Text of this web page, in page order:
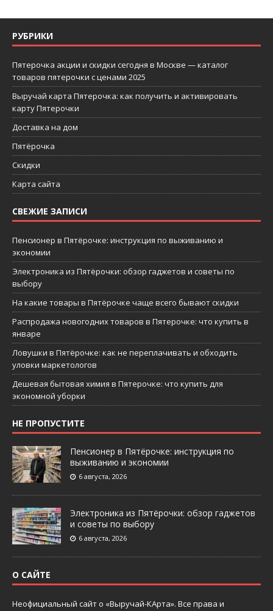
РУБРИКИ
Пятерочка акции и скидки сегодня в Москве — каталог
товаров пятерочки с ценами 2025
Выручай карта Пятерочка: как получить и активировать
карту Пятерочки
Доставка на дом
Пятёрочка
Скидки
Карта сайта
СВЕЖИЕ ЗАПИСИ
Пенсионер в Пятёрочке: инструкция по выживанию и
экономии
Электроника из Пятёрочки: обзор гаджетов и советы по
выбору
На какие товары в Пятёрочке чаще всего бывают скидки
Распродажа новогодних товаров в Пятерочке: что купить в
январе
Ловушки в Пятёрочке: как не переплачивать и обходить
уловки маркетологов
Дешевая бытовая химия в Пятерочке: что купить для
экономной уборки
НЕ ПРОПУСТИТЕ
Пенсионер в Пятёрочке: инструкция по
выживанию и экономии
6 августа, 2026
Электроника из Пятёрочки: обзор гаджетов
и советы по выбору
6 августа, 2026
О САЙТЕ
Неофициальный сайт о «Выручай-КАрта». Все права и